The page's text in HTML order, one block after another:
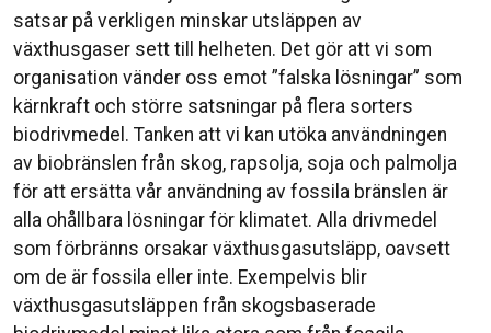
satsar på verkligen minskar utsläppen av
växthusgaser sett till helheten. Det gör att vi som
organisation vänder oss emot ”falska lösningar” som
kärnkraft och större satsningar på flera sorters
biodrivmedel. Tanken att vi kan utöka användningen
av biobränslen från skog, rapsolja, soja och palmolja
för att ersätta vår användning av fossila bränslen är
alla ohållbara lösningar för klimatet. Alla drivmedel
som förbränns orsakar växthusgasutsläpp, oavsett
om de är fossila eller inte. Exempelvis blir
växthusgasutsläppen från skogsbaserade